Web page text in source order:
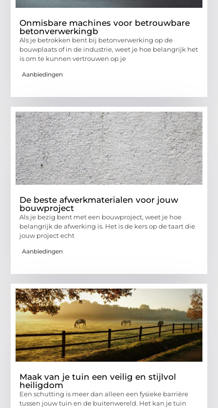
Onmisbare machines voor betrouwbare
betonverwerkingb
Als je betrokken bent bij betonverwerking op de
bouwplaats of in de industrie, weet je hoe belangrijk het
is om te kunnen vertrouwen op je
Aanbiedingen
De beste afwerkmaterialen voor jouw
bouwproject
Als je bezig bent met een bouwproject, weet je hoe
belangrijk de afwerking is. Het is de kers op de taart die
jouw project echt
Aanbiedingen
Maak van je tuin een veilig en stijlvol
heiligdom
Een schutting is meer dan alleen een fysieke barrière
tussen jouw tuin en de buitenwereld. Het kan je tuin